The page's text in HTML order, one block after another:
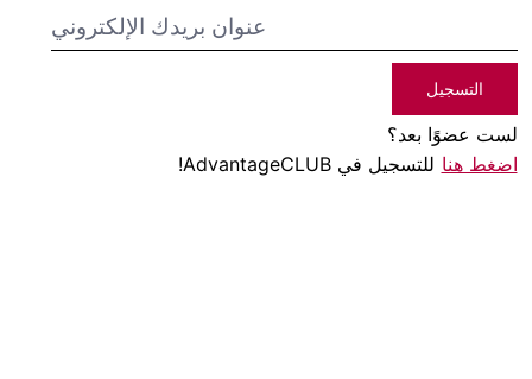
التسجيل
لست عضوًا بعد؟
اضغط هنا للتسجيل في AdvantageCLUB!